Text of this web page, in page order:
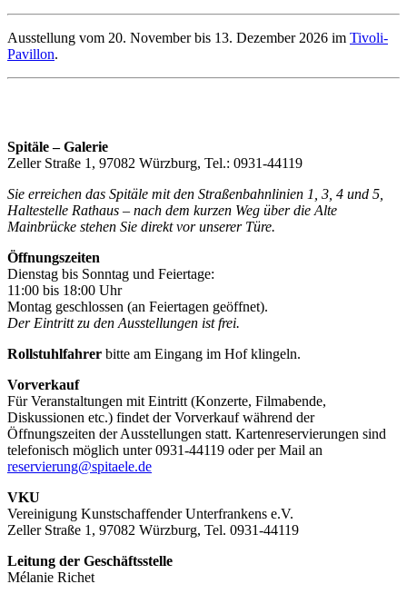
Ausstellung vom 20. November bis 13. Dezember 2026 im Tivoli-
Pavillon.
Spitäle – Galerie
Zeller Straße 1, 97082 Würzburg, Tel.: 0931-44119
Sie erreichen das Spitäle mit den Straßenbahnlinien 1, 3, 4 und 5,
Haltestelle Rathaus – nach dem kurzen Weg über die Alte
Mainbrücke stehen Sie direkt vor unserer Türe.
Öffnungszeiten
Dienstag bis Sonntag und Feiertage:
11:00 bis 18:00 Uhr
Montag geschlossen (an Feiertagen geöffnet).
Der Eintritt zu den Ausstellungen ist frei.
Rollstuhlfahrer bitte am Eingang im Hof klingeln.
Vorverkauf
Für Veranstaltungen mit Eintritt (Konzerte, Filmabende,
Diskussionen etc.) findet der Vorverkauf während der
Öffnungszeiten der Ausstellungen statt. Kartenreservierungen sind
telefonisch möglich unter 0931-44119 oder per Mail an
reservierung@spitaele.de
VKU
Vereinigung Kunstschaffender Unterfrankens e.V.
Zeller Straße 1, 97082 Würzburg, Tel. 0931-44119
Leitung der Geschäftsstelle
Mélanie Richet